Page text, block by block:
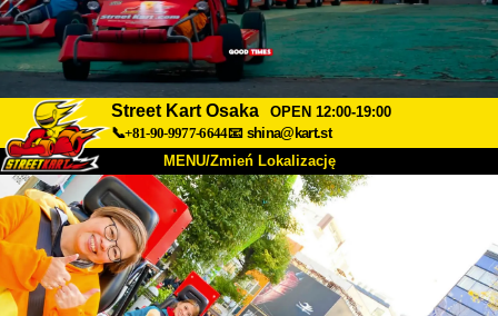
Street Kart Osaka
OPEN 12:00-19:00
📞+81-90-9977-6644📧 shina@kart.st
MENU/Zmień Lokalizację
TOP
O nas Specyfikacja
Dojazd Opinie